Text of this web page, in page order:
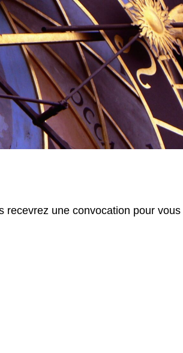
recevrez une convocation pour vous